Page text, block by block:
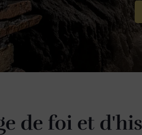
de foi et